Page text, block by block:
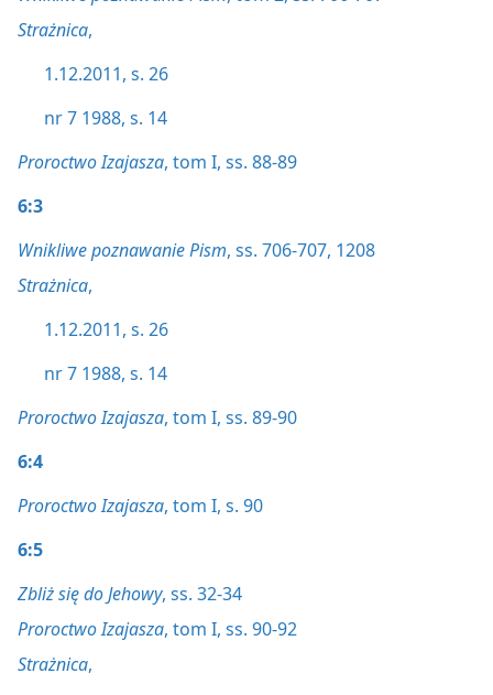
Strażnica,
1.12.2011, s. 26
nr 7 1988, s. 14
Proroctwo Izajasza, tom I, ss. 88-89
6:3
Wnikliwe poznawanie Pism, ss. 706-707, 1208
Strażnica,
1.12.2011, s. 26
nr 7 1988, s. 14
Proroctwo Izajasza, tom I, ss. 89-90
6:4
Proroctwo Izajasza, tom I, s. 90
6:5
Zbliż się do Jehowy, ss. 32-34
Proroctwo Izajasza, tom I, ss. 90-92
Strażnica,